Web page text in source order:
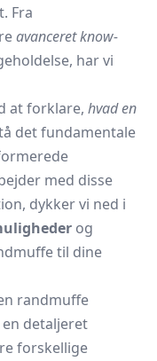
Fra
avanceret know-
har vi
at forklare, hvad en
det fundamentale
med disse
dykker vi ned i
og
til dine
randmuffe
detaljeret
forskellige